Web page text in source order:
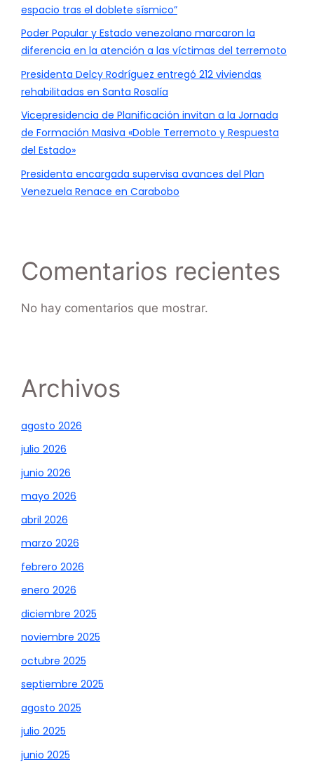
espacio tras el doblete sísmico”
Poder Popular y Estado venezolano marcaron la
diferencia en la atención a las víctimas del terremoto
Presidenta Delcy Rodríguez entregó 212 viviendas
rehabilitadas en Santa Rosalía
Vicepresidencia de Planificación invitan a la Jornada
de Formación Masiva «Doble Terremoto y Respuesta
del Estado»
Presidenta encargada supervisa avances del Plan
Venezuela Renace en Carabobo
Comentarios recientes
No hay comentarios que mostrar.
Archivos
agosto 2026
julio 2026
junio 2026
mayo 2026
abril 2026
marzo 2026
febrero 2026
enero 2026
diciembre 2025
noviembre 2025
octubre 2025
septiembre 2025
agosto 2025
julio 2025
junio 2025